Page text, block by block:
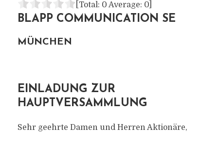
[Total: 0 Average: 0]
BLAPP COMMUNICATION SE
MÜNCHEN
EINLADUNG ZUR
HAUPTVERSAMMLUNG
Sehr geehrte Damen und Herren Aktionäre,